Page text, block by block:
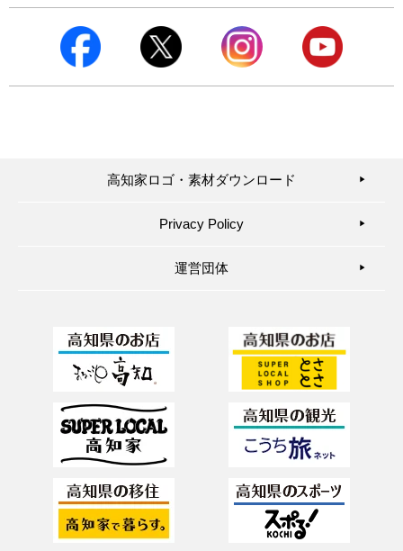
高知家ロゴ・素材ダウンロード ▶︎
Privacy Policy ▶︎
運営団体 ▶︎